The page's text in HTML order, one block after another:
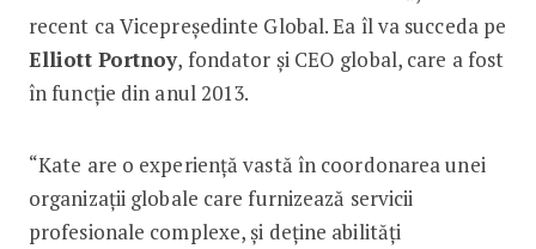
recent ca Vicepreședinte Global. Ea îl va succeda pe
Elliott Portnoy, fondator și CEO global, care a fost
în funcție din anul 2013.
“Kate are o experiență vastă în coordonarea unei
organizații globale care furnizează servicii
profesionale complexe, și deține abilități